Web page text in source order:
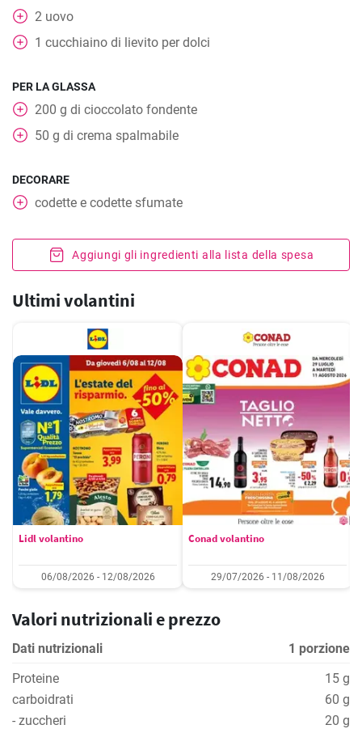
2 uovo
1 cucchiaino di lievito per dolci
PER LA GLASSA
200 g di cioccolato fondente
50 g di crema spalmabile
DECORARE
codette e codette sfumate
Aggiungi gli ingredienti alla lista della spesa
Ultimi volantini
Lidl volantino
06/08/2026 - 12/08/2026
Conad volantino
29/07/2026 - 11/08/2026
Valori nutrizionali e prezzo
Dati nutrizionali
1 porzione
Proteine
15 g
carboidrati
60 g
- zuccheri
20 g